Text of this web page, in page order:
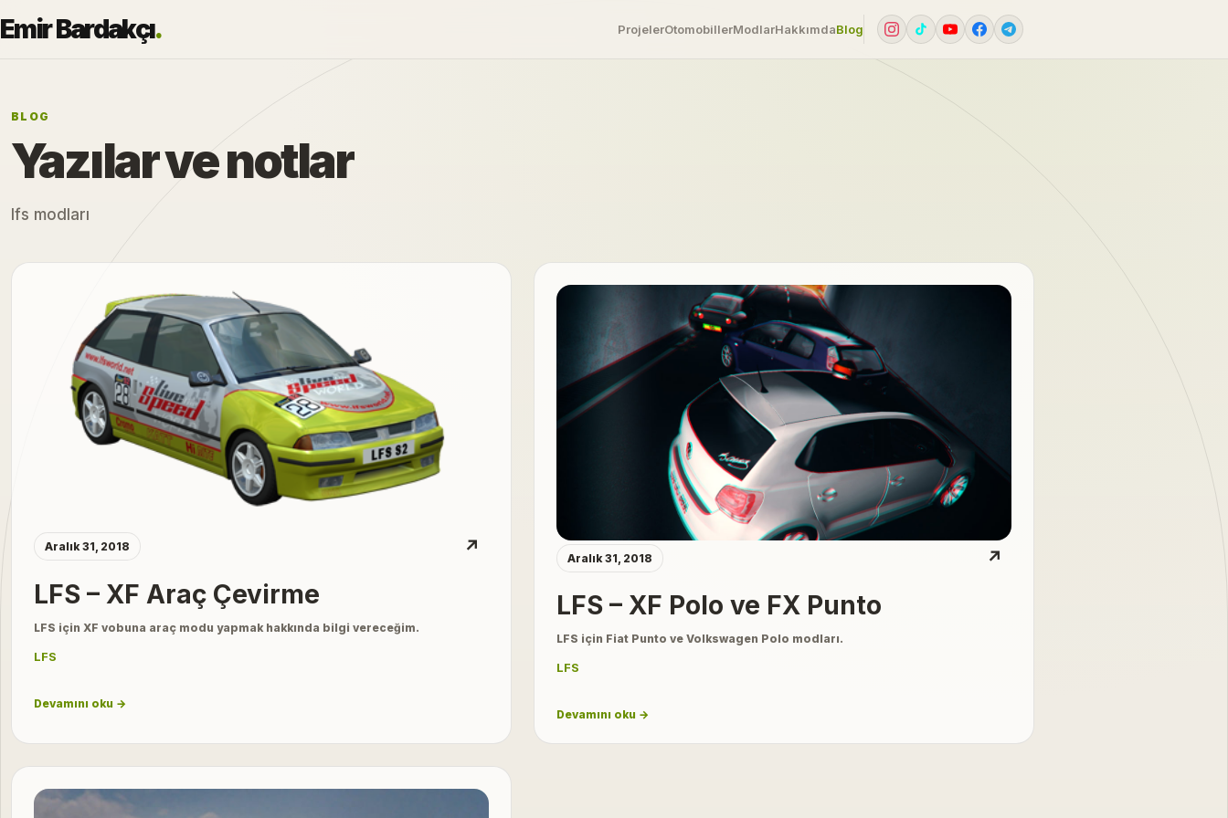
Emir Bardakçı. ProjelerOtomobillerModlarHakkımdaBlog
BLOG
Yazılar ve notlar
lfs modları
Aralık 31, 2018 ↗
LFS – XF Araç Çevirme
LFS için XF vobuna araç modu yapmak hakkında bilgi vereceğim.
LFS
Devamını oku →
Aralık 31, 2018 ↗
LFS – XF Polo ve FX Punto
LFS için Fiat Punto ve Volkswagen Polo modları.
LFS
Devamını oku →